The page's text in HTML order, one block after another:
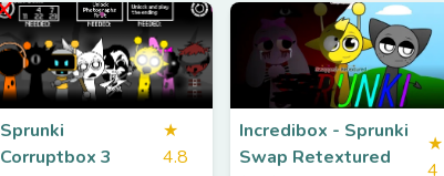
Sprunki
Corruptbox 3
★
4.8
Incredibox - Sprunki
Swap Retextured
★
4